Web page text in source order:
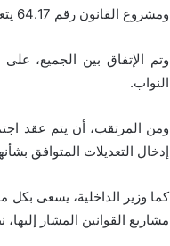
ومشروع القانون رقم 64.17 يتعلق بالأراضي الجماعية الواقعة في دوائر الري.
وتم الإتفاق بين الجميع،
النواب.
ومن المرتقب، أن يتم عقد
إدخال التعديلات المتوافق
كما وزير الداخلية، يسعى
مشاريع القوانين المشار